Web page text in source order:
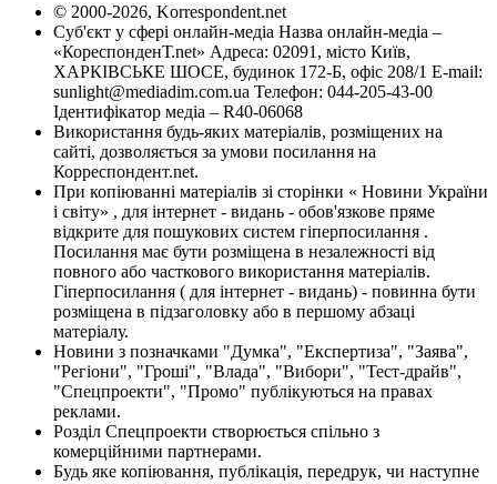
© 2000-2026, Korrespondent.net
Суб'єкт у сфері онлайн-медіа Назва онлайн-медіа –
«КореспонденТ.net» Адреса: 02091, місто Київ,
ХАРКІВСЬКЕ ШОСЕ, будинок 172-Б, офіс 208/1 E-mail:
sunlight@mediadim.com.ua Телефон: 044-205-43-00
Ідентифікатор медіа – R40-06068
Використання будь-яких матеріалів, розміщених на
сайті, дозволяється за умови посилання на
Корреспондент.net.
При копіюванні матеріалів зі сторінки « Новини України
і світу» , для інтернет - видань - обов'язкове пряме
відкрите для пошукових систем гіперпосилання .
Посилання має бути розміщена в незалежності від
повного або часткового використання матеріалів.
Гіперпосилання ( для інтернет - видань) - повинна бути
розміщена в підзаголовку або в першому абзаці
матеріалу.
Новини з позначками "Думка", "Експертиза", "Заява",
"Регіони", "Гроші", "Влада", "Вибори", "Тест-драйв",
"Спецпроекти", "Промо" публікуються на правах
реклами.
Розділ Спецпроекти створюється спільно з
комерційними партнерами.
Будь яке копіювання, публікація, передрук, чи наступне